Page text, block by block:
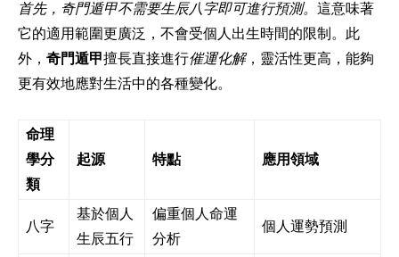
首先，奇門遁甲不需要生辰八字即可進行預測。 這意味著
它的適用範圍更廣泛，不會受個人出生時間的限制。此
外， 奇門遁甲擅長直接進行催運化解，靈活性更高，能夠
更有效地應對生活中的各種變化。
命理
學分
類
起源 特點 應用領域
八字
基於個人
生辰五行
偏重個人命運
分析
個人運勢預測